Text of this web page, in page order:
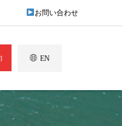
お問い合わせ
EN